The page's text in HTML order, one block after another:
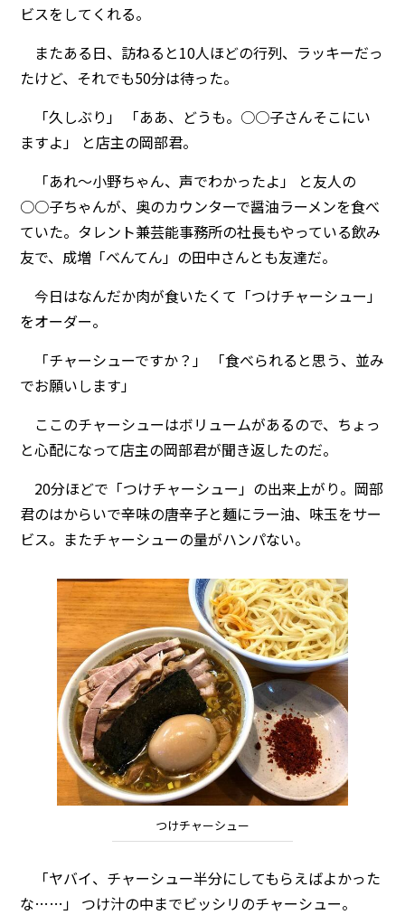
ビスをしてくれる。
またある日、訪ねると10人ほどの行列、ラッキーだっ
たけど、それでも50分は待った。
「久しぶり」 「ああ、どうも。○○子さんそこにい
ますよ」 と店主の岡部君。
「あれ～小野ちゃん、声でわかったよ」 と友人の
○○子ちゃんが、奥のカウンターで醤油ラーメンを食べ
ていた。タレント兼芸能事務所の社長もやっている飲み
友で、成増「べんてん」の田中さんとも友達だ。
今日はなんだか肉が食いたくて「つけチャーシュー」
をオーダー。
「チャーシューですか？」 「食べられると思う、並み
でお願いします」
ここのチャーシューはボリュームがあるので、ちょっ
と心配になって店主の岡部君が聞き返したのだ。
20分ほどで「つけチャーシュー」の出来上がり。岡部
君のはからいで辛味の唐辛子と麺にラー油、味玉をサー
ビス。またチャーシューの量がハンパない。
つけチャーシュー
「ヤバイ、チャーシュー半分にしてもらえばよかった
な……」 つけ汁の中までビッシリのチャーシュー。